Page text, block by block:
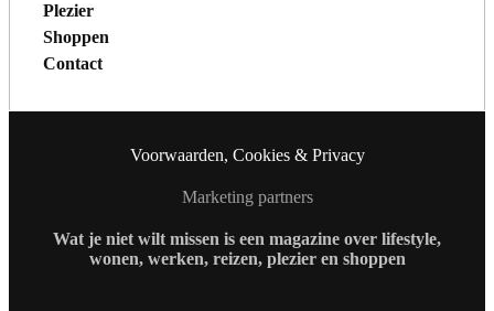
Plezier
Shoppen
Contact
Voorwaarden, Cookies & Privacy
Marketing partners
Wat je niet wilt missen is een magazine over lifestyle,
wonen, werken, reizen, plezier en shoppen